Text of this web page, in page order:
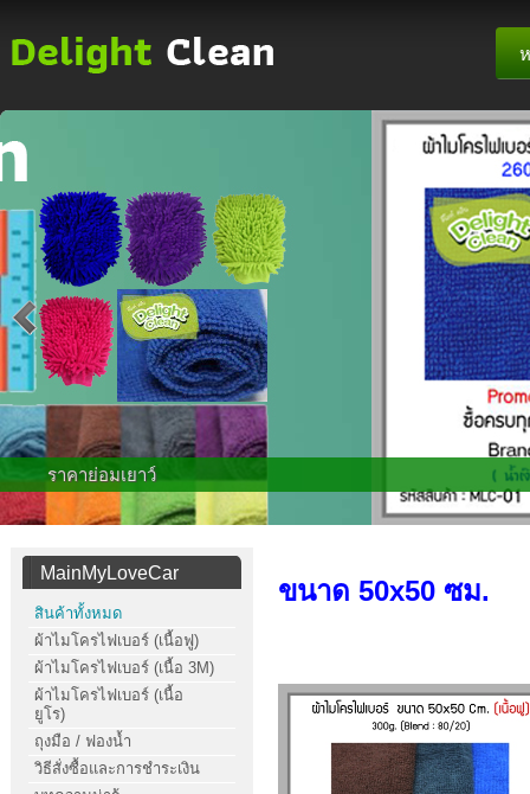
ราคาย่อมเยาว์
MainMyLoveCar
สินค้าทั้งหมด
ผ้าไมโครไฟเบอร์ (เนื้อฟู)
ผ้าไมโครไฟเบอร์ (เนื้อ 3M)
ผ้าไมโครไฟเบอร์ (เนื้อ
ยูโร)
ถุงมือ / ฟองน้ำ
วิธีสั่งซื้อและการชำระเงิน
ขนาด 50x50 ซม.